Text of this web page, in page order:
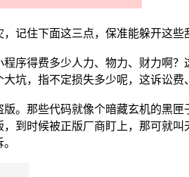
记住下面这三点，保准能躲开这些
序得费多少人力、物力、财力啊
坑，指不定损失多少呢，这诉讼费
。那些代码就像个暗藏玄机的黑匣
到时候被正版厂商盯上，那可就